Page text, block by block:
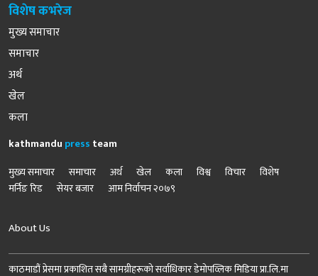
विशेष कभरेज
मुख्य समाचार
समाचार
अर्थ
खेल
कला
kathmandu press team
मुख्य समाचार
समाचार अर्थ खेल कला विश्व विचार
विशेष
मर्निङ रिड
सेयर बजार आम निर्वाचन २०७९
About Us
काठमाडौं प्रेसमा प्रकाशित सबै सामग्रीहरूको सर्वाधिकार डेमोपव्लिक मिडिया प्रा.लि.मा